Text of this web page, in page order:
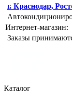
г. Краснодар,
Интернет-магазин:
Заказы
Каталог